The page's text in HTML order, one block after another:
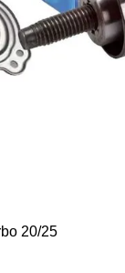
20/25